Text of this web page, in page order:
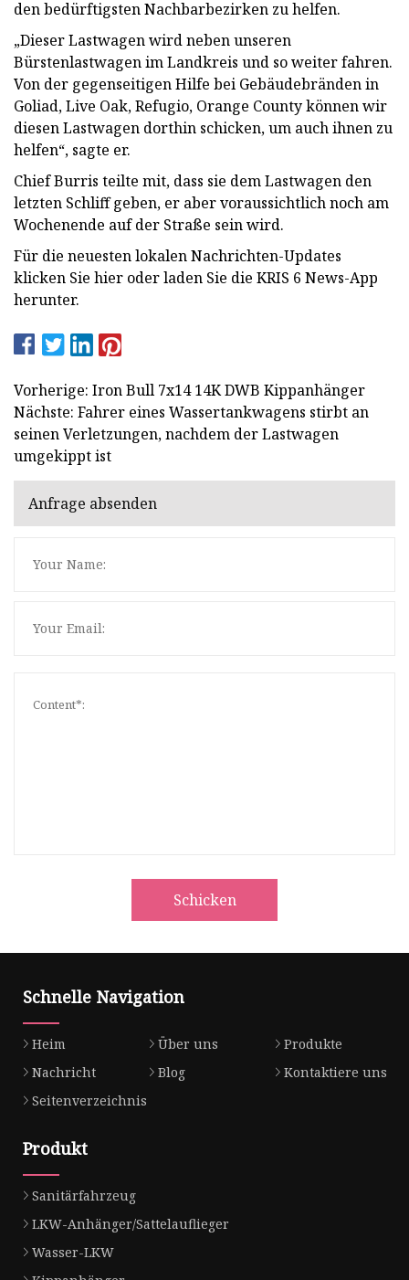
den bedürftigsten Nachbarbezirken zu helfen.
„Dieser Lastwagen wird neben unseren
Bürstenlastwagen im Landkreis und so weiter fahren.
Von der gegenseitigen Hilfe bei Gebäudebränden in
Goliad, Live Oak, Refugio, Orange County können wir
diesen Lastwagen dorthin schicken, um auch ihnen zu
helfen“, sagte er.
Chief Burris teilte mit, dass sie dem Lastwagen den
letzten Schliff geben, er aber voraussichtlich noch am
Wochenende auf der Straße sein wird.
Für die neuesten lokalen Nachrichten-Updates
klicken Sie hier oder laden Sie die KRIS 6 News-App
herunter.
Vorherige: Iron Bull 7x14 14K DWB Kippanhänger
Nächste: Fahrer eines Wassertankwagens stirbt an
seinen Verletzungen, nachdem der Lastwagen
umgekippt ist
Anfrage absenden
Schicken
Schnelle Navigation
Heim Über uns
Produkte
Nachricht
Blog
Kontaktiere uns
Seitenverzeichnis
Produkt
Sanitärfahrzeug
LKW-Anhänger/Sattelauflieger
Wasser-LKW